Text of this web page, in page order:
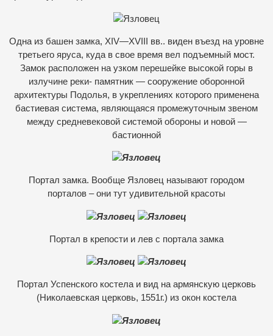
Одна из башен замка, XIV—XVIII вв.. виден въезд на уровне
третьего яруса, куда в свое время вел подъемный мост.
Замок расположен на узком перешейке высокой горы в
излучине реки- памятник — сооружение оборонной
архитектуры Подолья, в укреплениях которого применена
бастиевая система, являющаяся промежуточным звеном
между средневековой системой обороны и новой —
бастионной
Портал замка. Вообще Язловец называют городом
порталов – они тут удивительной красоты
Портал в крепости и лев с портала замка
Портал Успенского костела и вид на армянскую церковь
(Николаевская церковь, 1551г.) из окон костела